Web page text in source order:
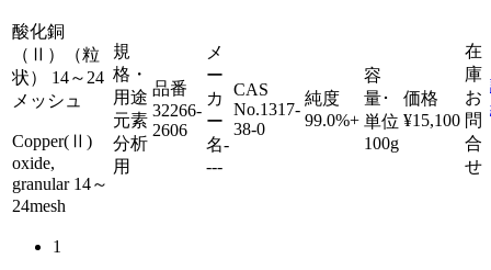
酸化銅
（Ⅱ）（粒
状） 14～24
メッシュ
Copper(Ⅱ)
oxide,
granular 14～
24mesh
規
格・
用途
元素
分析
用
品番
32266-
2606
メ
ー
カ
ー
名-
---
CAS
No.1317-
38-0
純度
99.0%+
容
量･
単位
100g
価格
¥15,100
在
庫
お
問
合
せ
1